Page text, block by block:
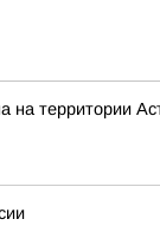
территории